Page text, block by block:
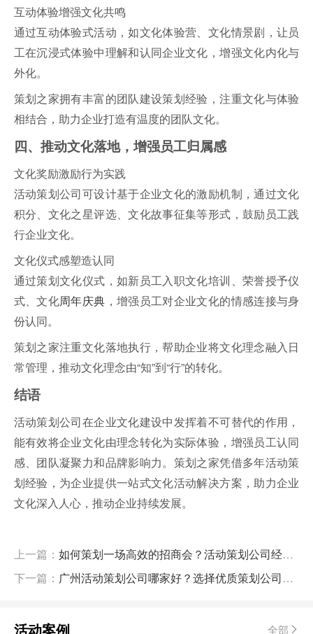
互动体验增强文化共鸣
通过互动体验式活动，如文化体验营、文化情景剧，让员
工在沉浸式体验中理解和认同企业文化，增强文化内化与
外化。
策划之家拥有丰富的团队建设策划经验，注重文化与体验
相结合，助力企业打造有温度的团队文化。
四、推动文化落地，增强员工归属感
文化奖励激励行为实践
活动策划公司可设计基于企业文化的激励机制，通过文化
积分、文化之星评选、文化故事征集等形式，鼓励员工践
行企业文化。
文化仪式感塑造认同
通过策划文化仪式，如新员工入职文化培训、荣誉授予仪
式、文化周年庆典 ，增强员工对企业文化的情感连接与身
份认同。
策划之家注重文化落地执行，帮助企业将文化理念融入日
常管理，推动文化理念由“知”到“行”的转化。
结语
活动策划公司在企业文化建设中发挥着不可替代的作用，
能有效将企业文化由理念转化为实际体验，增强员工认同
感、团队凝聚力和品牌影响力。策划之家凭借多年活动策
划经验，为企业提供一站式文化活动解决方案，助力企业
文化深入人心，推动企业持续发展。
上一篇： 如何策划一场高效的招商会？活动策划公司经验总结
下一篇： 广州活动策划公司哪家好？选择优质策划公司的关键要素
活动案例 全部